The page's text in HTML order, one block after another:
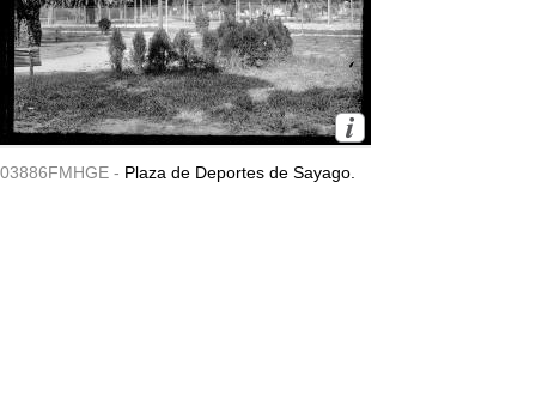
03886FMHGE - Plaza de Deportes de Sayago.